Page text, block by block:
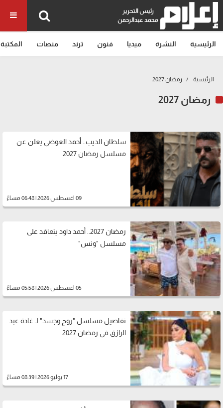
رئيس التحرير
محمد عبدالرحمن
الرئيسية النشرة ميديا فنون ترند منصات المكتبة
الرئيسية رمضان 2027
رمضان 2027
سلطان الديب.. أحمد العوضي يعلن عن
مسلسل رمضان 2027
09 اغسطس 2026 | 06:48 مساءً
رمضان 2027.. أحمد داود يتعاقد على
مسلسل "ونس"
05 اغسطس 2026 | 05:58 مساءً
تفاصيل مسلسل "روح وجسد" لـ غادة عبد
الرازق في رمضان 2027
17 يوليو 2026 | 08:39 مساءً